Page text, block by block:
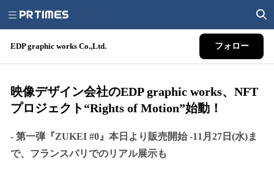
EDP graphic works Co.,Ltd. フォロー
映像デザイン会社のEDP graphic works、NFT
プロジェクト“Rights of Motion”始動！
- 第一弾『ZUKEI #0』本日より販売開始 -11月27日(水)ま
で、フランスパリでのリアル展示も